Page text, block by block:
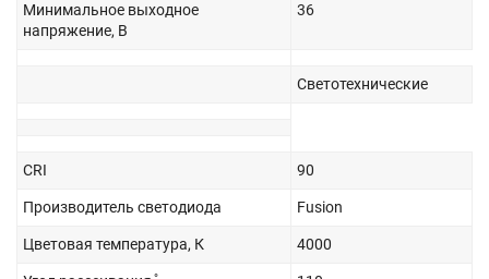
Минимальное выходное
напряжение, В
36
Светотехнические
CRI 90
Производитель светодиода Fusion
Цветовая температура, К 4000